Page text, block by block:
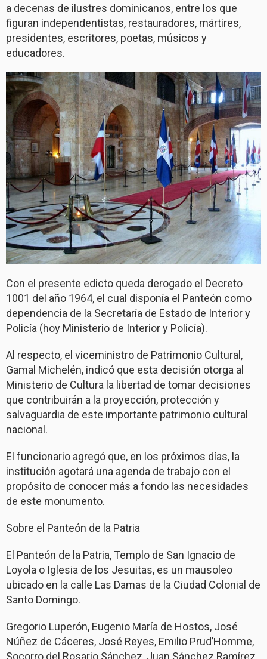
a decenas de ilustres dominicanos, entre los que
figuran independentistas, restauradores, mártires,
presidentes, escritores, poetas, músicos y
educadores.
Con el presente edicto queda derogado el Decreto
1001 del año 1964, el cual disponía el Panteón como
dependencia de la Secretaría de Estado de Interior y
Policía (hoy Ministerio de Interior y Policía).
Al respecto, el viceministro de Patrimonio Cultural,
Gamal Michelén, indicó que esta decisión otorga al
Ministerio de Cultura la libertad de tomar decisiones
que contribuirán a la proyección, protección y
salvaguardia de este importante patrimonio cultural
nacional.
El funcionario agregó que, en los próximos días, la
institución agotará una agenda de trabajo con el
propósito de conocer más a fondo las necesidades
de este monumento.
Sobre el Panteón de la Patria
El Panteón de la Patria, Templo de San Ignacio de
Loyola o Iglesia de los Jesuitas, es un mausoleo
ubicado en la calle Las Damas de la Ciudad Colonial de
Santo Domingo.
Gregorio Luperón, Eugenio María de Hostos, José
Núñez de Cáceres, José Reyes, Emilio Prud’Homme,
Socorro del Rosario Sánchez, Juan Sánchez Ramírez,